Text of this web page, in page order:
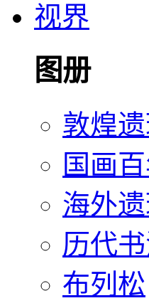
视界
图册
敦煌
国画
海外
历代
布列松